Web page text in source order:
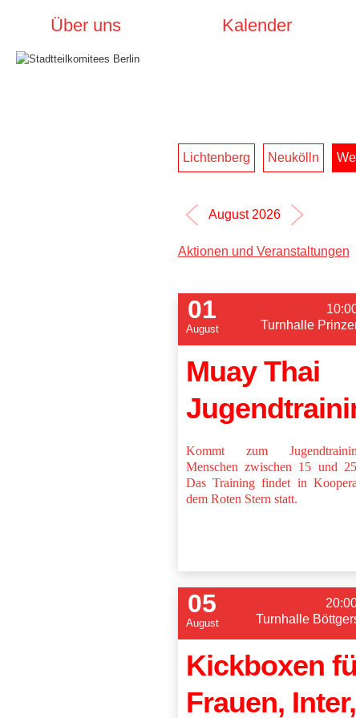
Über uns Kalender
Lichtenberg Neukölln
August 2026
Aktionen und Veranstaltungen
01
August
Turnhalle
Muay Thai
Kommt zum
Menschen zwischen 15 und
Das Training findet in
dem Roten Stern statt.
05
August
Turnhalle
Kickboxen
Frauen, Inter,